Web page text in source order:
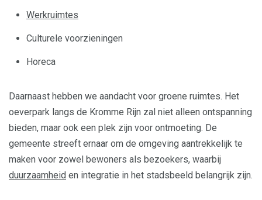
Werkruimtes
Culturele voorzieningen
Horeca
Daarnaast hebben we aandacht voor groene ruimtes. Het
oeverpark langs de Kromme Rijn zal niet alleen ontspanning
bieden, maar ook een plek zijn voor ontmoeting. De
gemeente streeft ernaar om de omgeving aantrekkelijk te
maken voor zowel bewoners als bezoekers, waarbij
duurzaamheid en integratie in het stadsbeeld belangrijk zijn.